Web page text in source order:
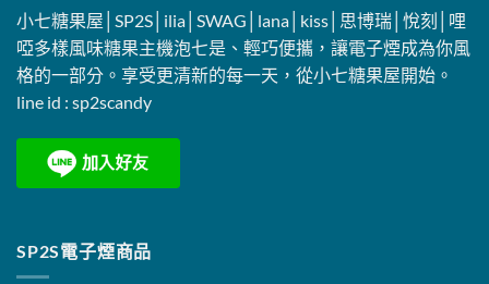
小七糖果屋│SP2S│ilia│SWAG│lana│kiss│思博瑞│悅刻│哩
啞多樣風味糖果主機泡七是、輕巧便攜，讓電子煙成為你風
格的一部分。享受更清新的每一天，從小七糖果屋開始。
line id : sp2scandy
SP2S電子煙商品